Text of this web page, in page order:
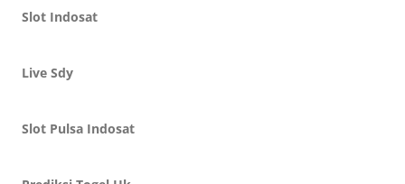
Slot Indosat
Live Sdy
Slot Pulsa Indosat